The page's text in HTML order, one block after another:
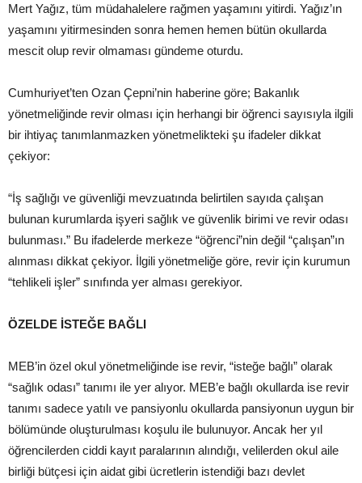
Mert Yağız, tüm müdahalelere rağmen yaşamını yitirdi. Yağız’ın
yaşamını yitirmesinden sonra hemen hemen bütün okullarda
mescit olup revir olmaması gündeme oturdu.
Cumhuriyet’ten Ozan Çepni’nin haberine göre; Bakanlık
yönetmeliğinde revir olması için herhangi bir öğrenci sayısıyla ilgili
bir ihtiyaç tanımlanmazken yönetmelikteki şu ifadeler dikkat
çekiyor:
“İş sağlığı ve güvenliği mevzuatında belirtilen sayıda çalışan
bulunan kurumlarda işyeri sağlık ve güvenlik birimi ve revir odası
bulunması.” Bu ifadelerde merkeze “öğrenci”nin değil “çalışan”ın
alınması dikkat çekiyor. İlgili yönetmeliğe göre, revir için kurumun
“tehlikeli işler” sınıfında yer alması gerekiyor.
ÖZELDE İSTEĞE BAĞLI
MEB’in özel okul yönetmeliğinde ise revir, “isteğe bağlı” olarak
“sağlık odası” tanımı ile yer alıyor. MEB’e bağlı okullarda ise revir
tanımı sadece yatılı ve pansiyonlu okullarda pansiyonun uygun bir
bölümünde oluşturulması koşulu ile bulunuyor. Ancak her yıl
öğrencilerden ciddi kayıt paralarının alındığı, velilerden okul aile
birliği bütçesi için aidat gibi ücretlerin istendiği bazı devlet